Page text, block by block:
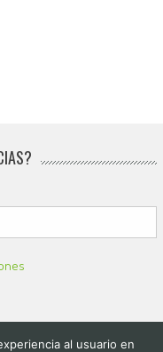
al usuario en